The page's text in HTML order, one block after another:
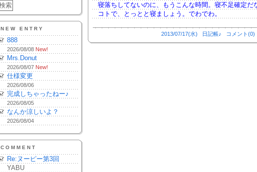
NEW ENTRY
888
2026/08/08 New!
Mrs.Donut
2026/08/07 New!
仕様変更
2026/08/06
完成しちゃったねー♪
2026/08/05
なんか涼しいよ？
2026/08/04
COMMENT
Re:ヌーピー第3回
YABU
寝落ちしてないのに、もうこんな時間。寝不足確定だ
コトで、とっとと寝ましょう。でわでわ。
2013/07/17(水) 日記帳♪ コメント(0)